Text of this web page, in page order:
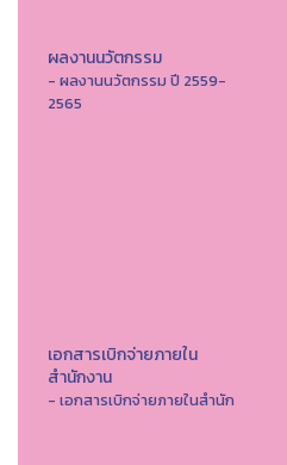
ผลงานนวัตกรรม
- ผลงานนวัตกรรม ปี 2559-
2565
เอกสารเบิกจ่ายภายใน
สำนักงาน
- เอกสารเบิกจ่ายภายในสำนัก